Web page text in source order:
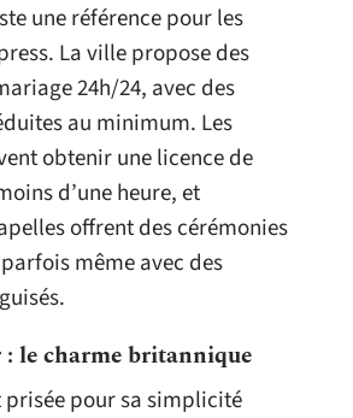
une référence pour les
La ville propose des
24h/24, avec des
au minimum. Les
obtenir une licence de
d’une heure, et
offrent des cérémonies
même avec des
le charme britannique
pour sa simplicité